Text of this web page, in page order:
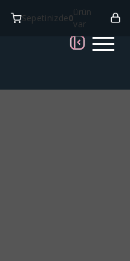
Sepetinizde0
ürün
var